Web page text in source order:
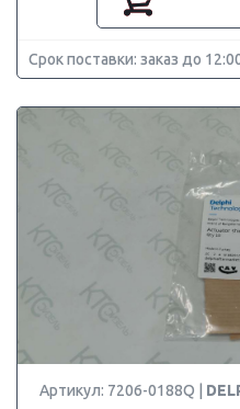
Срок поставки: заказ до
Артикул: 7206-0188Q |